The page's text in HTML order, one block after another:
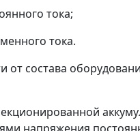
тока;
тока.
от состава